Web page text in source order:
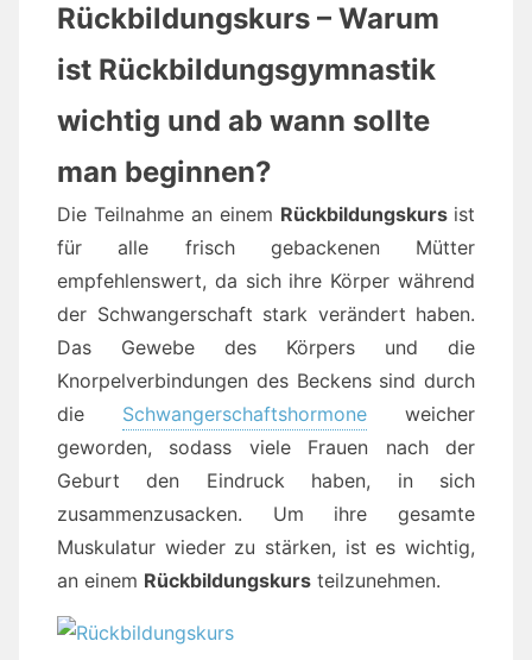
Rückbildungskurs – Warum
ist Rückbildungsgymnastik
wichtig und ab wann sollte
man beginnen?
Die Teilnahme an einem Rückbildungskurs ist
für alle frisch gebackenen Mütter
empfehlenswert, da sich ihre Körper während
der Schwangerschaft stark verändert haben.
Das Gewebe des Körpers und die
Knorpelverbindungen des Beckens sind durch
die Schwangerschaftshormone weicher
geworden, sodass viele Frauen nach der
Geburt den Eindruck haben, in sich
zusammenzusacken. Um ihre gesamte
Muskulatur wieder zu stärken, ist es wichtig,
an einem Rückbildungskurs teilzunehmen.